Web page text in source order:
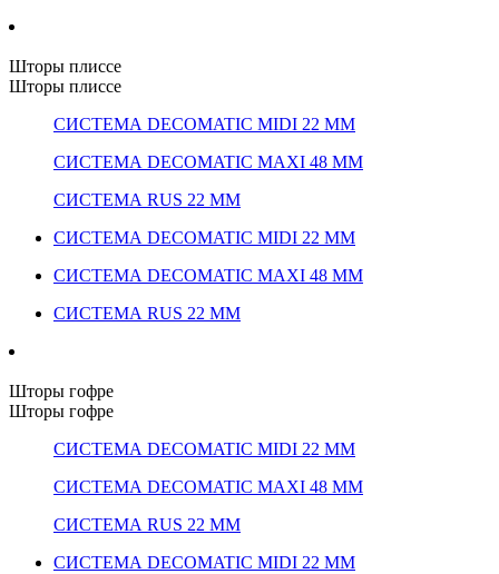
Шторы плиссе
Шторы плиссе
СИСТЕМА DECOMATIC MIDI 22 ММ
СИСТЕМА DECOMATIC MAXI 48 ММ
СИСТЕМА RUS 22 ММ
СИСТЕМА DECOMATIC MIDI 22 ММ
СИСТЕМА DECOMATIC MAXI 48 ММ
СИСТЕМА RUS 22 ММ
Шторы гофре
Шторы гофре
СИСТЕМА DECOMATIC MIDI 22 ММ
СИСТЕМА DECOMATIC MAXI 48 ММ
СИСТЕМА RUS 22 ММ
СИСТЕМА DECOMATIC MIDI 22 ММ